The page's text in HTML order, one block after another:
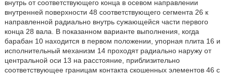
внутрь от соответствующего конца в осевом направлении
внутренней поверхности 48 соответствующего сегмента 26 к
направленной радиально внутрь сужающейся части первого
конца 28 вала. В показанном варианте выполнения, когда
барабан 10 находится в первом положении, упорная плита 16 и
исполнительный механизм 14 проходят радиально наружу от
центральной оси 13 на расстояние, приблизительно
соответствующее границам контакта скошенных элементов 46 с